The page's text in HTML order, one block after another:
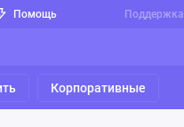
Помощь Поддержка
Корпоративные